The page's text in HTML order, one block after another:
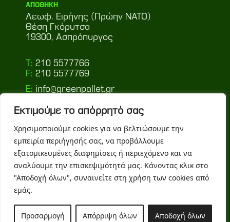
Εκτιμούμε το απόρρητό σας
Χρησιμοποιούμε cookies για να βελτιώσουμε την
εμπειρία περιήγησής σας, να προβάλλουμε
εξατομικευμένες διαφημίσεις ή περιεχόμενο και να
αναλύουμε την επισκεψιμότητά μας. Κάνοντας κλικ στο
"Αποδοχή όλων", συναινείτε στη χρήση των cookies από
εμάς.
Προσαρμογή Απόρριψη όλων Αποδοχή όλων
ΑΠΟΘΗΚΗ
Λεωφ. Ειρήνης (Πρώην ΝΑΤΟ)
Θέση Γκόρυτσα
19300, Ασπρόπυργος
T: 210 5577766
F: 210 5577769
E: info@greenpallet.gr
Ακολουθήστε μας
Όροι Χρήσης